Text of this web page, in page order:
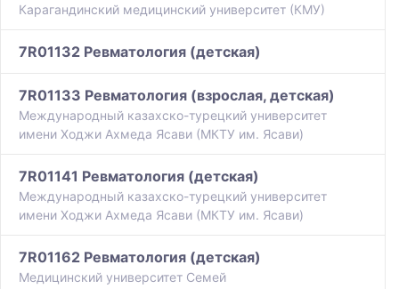
Карагандинский медицинский университет (КМУ)
7R01132 Ревматология (детская)
7R01133 Ревматология (взрослая, детская)
Международный казахско-турецкий университет
имени Ходжи Ахмеда Ясави (МКТУ им. Ясави)
7R01141 Ревматология (детская)
Международный казахско-турецкий университет
имени Ходжи Ахмеда Ясави (МКТУ им. Ясави)
7R01162 Ревматология (детская)
Медицинский университет Семей